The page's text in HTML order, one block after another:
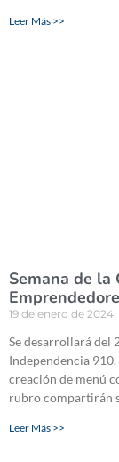
Leer Más >>
Semana de la
19 de enero de 2024
Se desarrollará del
Independencia
creación de menú
rubro compartirán
Leer Más >>